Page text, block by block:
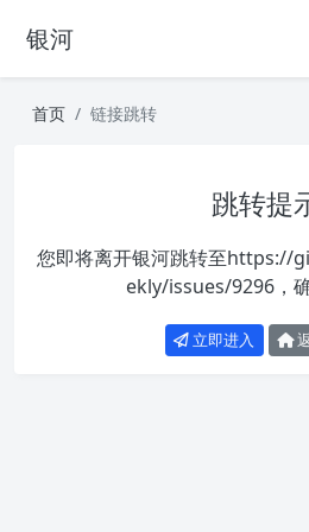
银河
首页 链接跳转
跳转提
您即将离开银河跳转至https://
ekly/issues/9296，
立即进入